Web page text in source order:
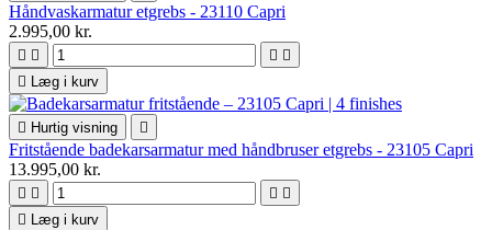
Håndvaskarmatur etgrebs - 23110 Capri
2.995,00 kr.
   
 Læg i kurv
 Hurtig visning 
Fritstående badekarsarmatur med håndbruser etgrebs - 23105 Capri
13.995,00 kr.
   
 Læg i kurv